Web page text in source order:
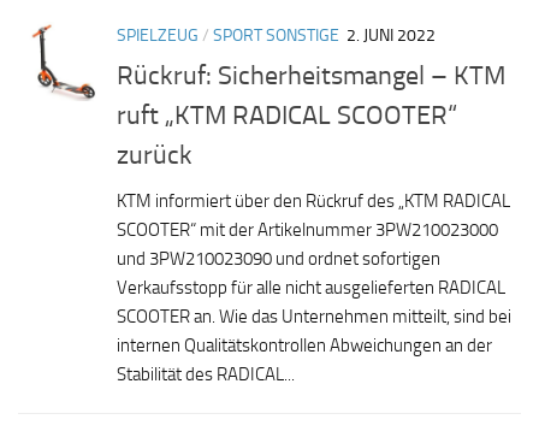
SPIELZEUG / SPORT SONSTIGE 2. JUNI 2022
Rückruf: Sicherheitsmangel – KTM
ruft „KTM RADICAL SCOOTER“
zurück
KTM informiert über den Rückruf des „KTM RADICAL
SCOOTER“ mit der Artikelnummer 3PW210023000
und 3PW210023090 und ordnet sofortigen
Verkaufsstopp für alle nicht ausgelieferten RADICAL
SCOOTER an. Wie das Unternehmen mitteilt, sind bei
internen Qualitätskontrollen Abweichungen an der
Stabilität des RADICAL...